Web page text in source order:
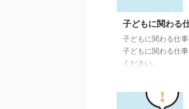
子どもに関わる
子どもに関わる仕
子どもに関わる仕
ください。